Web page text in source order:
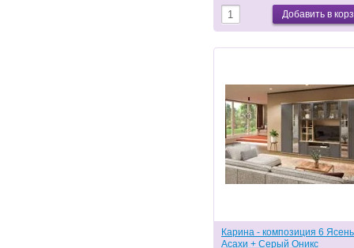
Карина - композиция 6 Ясень
Асахи + Серый Оникс